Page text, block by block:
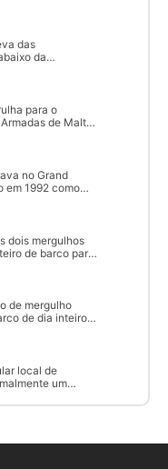
das
da
para o
de Malta.
e fica em pé a
parte mais alta a
superfície.
no Grand
em 1992 como
para passeios
35m de
fundo arenoso,
20m e a maior
dois mergulhos
de barco para
caverna fácil e
No final do
escola de
que
barco.
de mergulho
de dia inteiro
para quem
naufrágios. É
perigosas
local de
um
ser
dois arcos